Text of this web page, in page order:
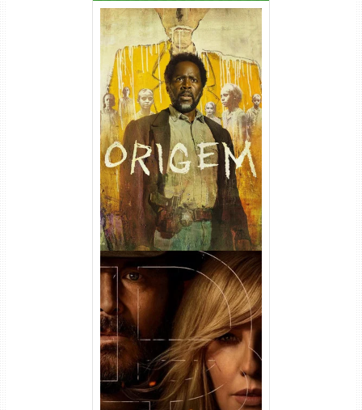
Origem 4ª Temporada Torrent
(2026) WEB-DL 1080p/4K
Dual Áudio
Rancho Dutton 1ª
Temporada Torrent (2026)
WEB-DL 1080p Dual Áudio